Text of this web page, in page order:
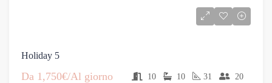
Holiday 5
Da 1,750€/Al giorno 10 10 31 20